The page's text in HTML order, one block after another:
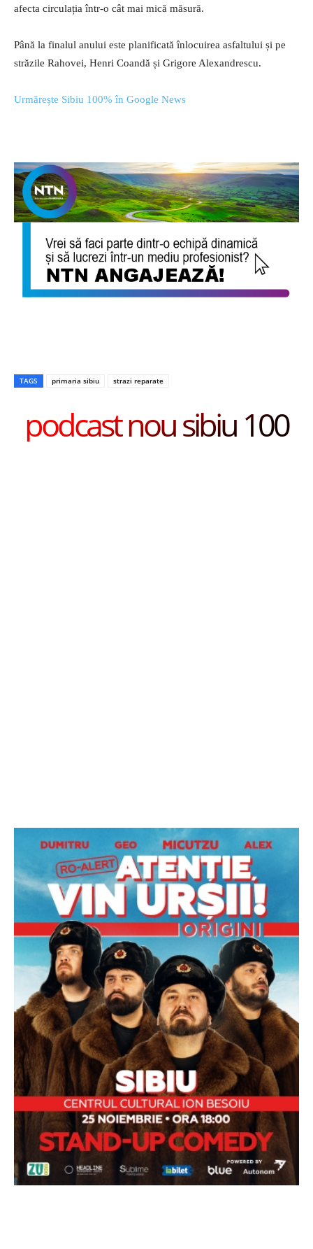
afecta circulația într-o cât mai mică măsură.
Până la finalul anului este planificată înlocuirea asfaltului și pe
străzile Rahovei, Henri Coandă și Grigore Alexandrescu.
Urmărește Sibiu 100% în Google News
TAGS primaria sibiu strazi reparate
podcast nou sibiu 100